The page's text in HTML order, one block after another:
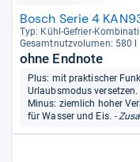
Bosch Serie 4
Typ: Kühl-​Gefrier-​
Gesamt­nutz­vo­lu­men: 580 l
ohne Endnote
Plus: mit praktischer
Urlaubsmodus versetzen.
Minus: ziemlich hoher
für Wasser und Eis. -